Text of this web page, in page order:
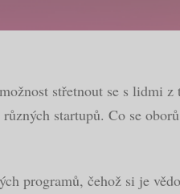
střetnout se s lidmi
startupů. Co se
programů, čehož si je